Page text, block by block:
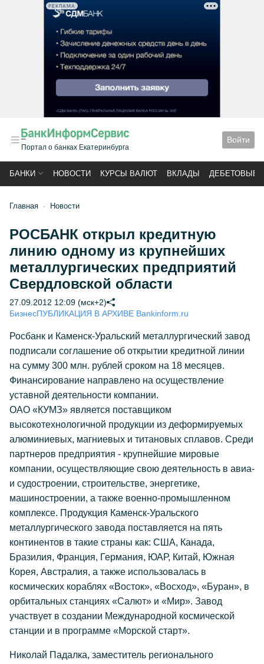
РЕКЛАМА
Портал о банках Екатеринбурга
Войти
БАНКИ НОВОСТИ КУРСЫ ВАЛЮТ ВКЛАДЫ ДЕБЕТОВЫЕ
Главная Новости
РОСБАНК открыл кредитную
линию одному из крупнейших
металлургических предприятий
Свердловской области
27.09.2012 12:09 (мск+2)
БизнесПУБЛИКАЦИЯ В АРХИВЕ Bankinform.ru
Росбанк и Каменск-Уральский металлургический завод
подписали соглашение об открытии кредитной линии
на сумму 300 млн. рублей сроком на 18 месяцев.
Финансирование направлено на осуществление
уставной деятельности компании.
ОАО «КУМЗ» является поставщиком
высокотехнологичной продукции из деформируемых
алюминиевых, магниевых и титановых сплавов. Среди
партнеров предприятия - крупнейшие мировые
компании, осуществляющие свою деятельность в авиа-
и судостроении, строительстве, энергетике,
машиностроении, а также военно-промышленном
комплексе. Продукция Каменск-Уральского
металлургического завода поставляется на пять
континентов в такие страны как: США, Канада,
Бразилия, Франция, Германия, ЮАР, Китай, Южная
Корея, Австралия, а также использовалась в
космических кораблях «Восток», «Восход», «Буран», в
орбитальных станциях «Салют» и «Мир». Завод
участвует в создании Международной космической
станции и в программе «Морской старт».
Николай Падалка, заместитель регионального